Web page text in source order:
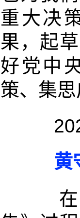
重大决
果，起
好党中
策、集
黄
在起